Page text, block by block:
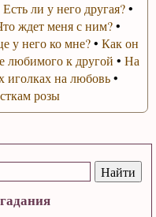
Есть ли у него другая?•
ждет меня с ним?•
у него ко мне?• Как он
любимого к другой • На
иголках на любовь•
розы